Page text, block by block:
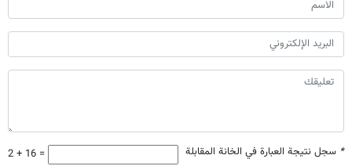
* سجل نتيجة العبارة في الخانة المقابلة 2 + 16 =